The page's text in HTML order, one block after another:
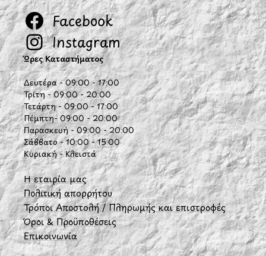
Facebook
Instagram
Ώρες Καταστήματος
Δευτέρα - 09:00 - 17:00
Τρίτη - 09:00 - 20:00
Τετάρτη - 09:00 - 17:00
Πέμπτη- 09:00 - 20:00
Παρασκευή - 09:00 - 20:00
Σάββατο - 10:00 - 15:00
Κυριακή - Κλειστά
Η εταιρία μας
Πολιτική απορρήτου
Τρόποι Αποστολή / Πληρωμής και επιστροφές
Όροι & Προϋποθέσεις
Επικοινωνία